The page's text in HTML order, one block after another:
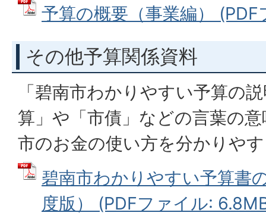
予算の概要（事業編）
その他予算関係資料
「碧南市わかりやすい予算の
算」や「市債」などの言葉の
市のお金の使い方を分かりや
碧南市わかりやすい予算書
度版） (PDFファイル: